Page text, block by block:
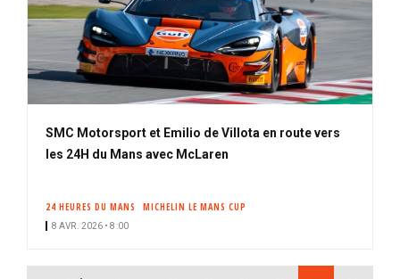
SMC Motorsport et Emilio de Villota en route vers
les 24H du Mans avec McLaren
24 HEURES DU MANS MICHELIN LE MANS CUP
8 AVR. 2026 • 8:00